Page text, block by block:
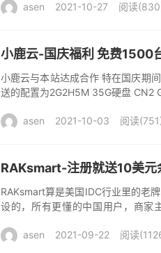
亚... asen 2021-10-27 阅读
小鹿云-国庆福利 免费1500
小鹿云与本站达成合作 特在国庆期
送的配置为2G2H5M 35G硬盘 CN2
asen 2021-10-03 阅读
RAKsmart-注册就送10美元
RAKsmart算是美国IDC行业里的老
设的，所有更懂的中国用户，商家
asen 2021-09-22 阅读